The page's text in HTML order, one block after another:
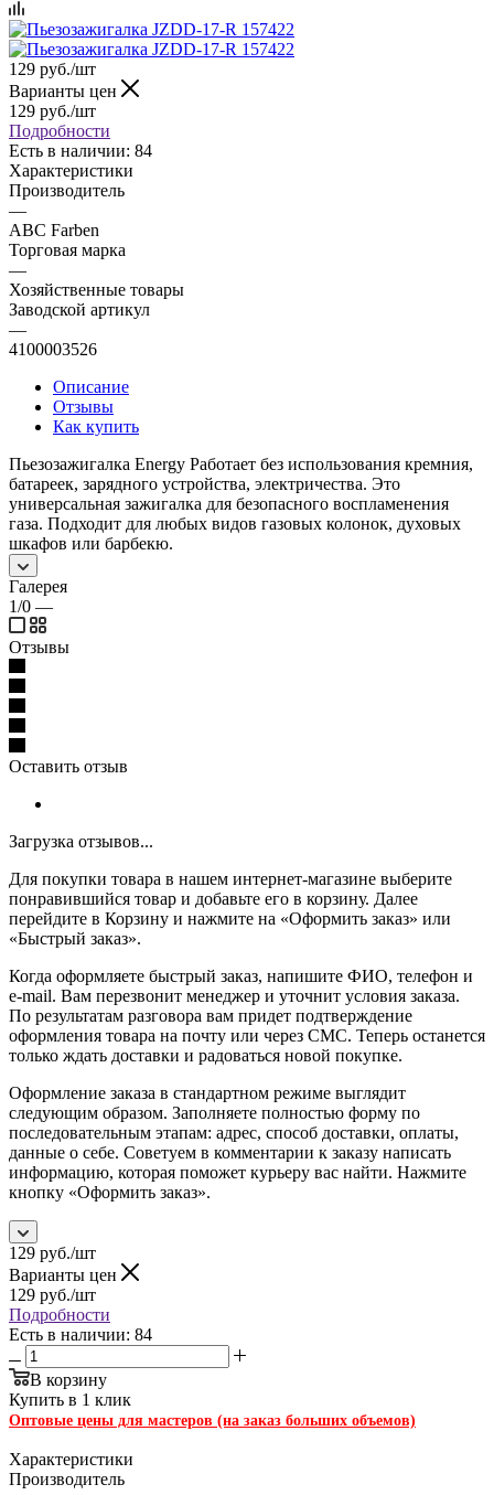
129 руб./шт
Варианты цен
129 руб./шт
Подробности
Есть в наличии: 84
Характеристики
Производитель
—
ABC Farben
Торговая марка
—
Хозяйственные товары
Заводской артикул
—
4100003526
Описание
Отзывы
Как купить
Пьезозажигалка Energy Работает без использования кремния,
батареек, зарядного устройства, электричества. Это
универсальная зажигалка для безопасного воспламенения
газа. Подходит для любых видов газовых колонок, духовых
шкафов или барбекю.
Галерея
1/0 —
Отзывы
Оставить отзыв
Загрузка отзывов...
Для покупки товара в нашем интернет-магазине выберите
понравившийся товар и добавьте его в корзину. Далее
перейдите в Корзину и нажмите на «Оформить заказ» или
«Быстрый заказ».
Когда оформляете быстрый заказ, напишите ФИО, телефон и
e-mail. Вам перезвонит менеджер и уточнит условия заказа.
По результатам разговора вам придет подтверждение
оформления товара на почту или через СМС. Теперь останется
только ждать доставки и радоваться новой покупке.
Оформление заказа в стандартном режиме выглядит
следующим образом. Заполняете полностью форму по
последовательным этапам: адрес, способ доставки, оплаты,
данные о себе. Советуем в комментарии к заказу написать
информацию, которая поможет курьеру вас найти. Нажмите
кнопку «Оформить заказ».
129 руб./шт
Варианты цен
129 руб./шт
Подробности
Есть в наличии: 84
В корзину
Купить в 1 клик
Оптовые цены для мастеров (на заказ больших объемов)
Характеристики
Производитель